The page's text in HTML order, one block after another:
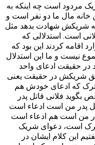
مردود است چه اینکه به
خانه مال ما دو نفر است و
شریکش شهادت بدهد مثل
است. استدلالی که
اقامه کردند این بود که
نیست و ما این استدلال
در حقیقت ادعای واحد
شریکش در حقیقت یعنی
که ادعای خودش هم
فلانی قاتل پدر
پدر من است ادعاء است
من است هم ادعاء است
است، دعوای شریک
این کلام ایشان در